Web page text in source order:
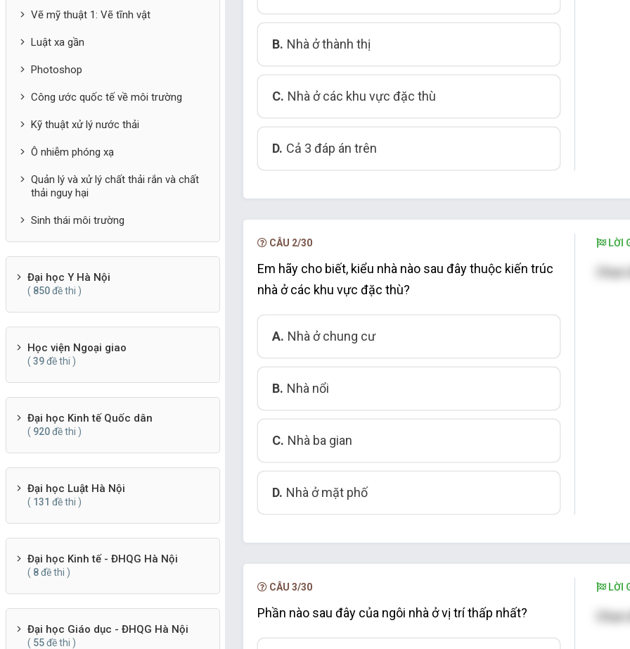
Vẽ mỹ thuật 1: Vẽ tĩnh vật
Luật xa gần
Photoshop
Công ước quốc tế về môi trường
Kỹ thuật xử lý nước thải
Ô nhiễm phóng xạ
Quản lý và xử lý chất thải rắn và chất
thải nguy hại
Sinh thái môi trường
Đại học Y Hà Nội
( 850đề thi )
Học viện Ngoại giao
( 39đề thi )
Đại học Kinh tế Quốc dân
( 920đề thi )
Đại học Luật Hà Nội
( 131 đề thi )
Đại học Kinh tế - ĐHQG Hà Nội
( 8đề thi )
Đại học Giáo dục - ĐHQG Hà Nội
( 55đề thi )
B. Nhà ở thành thị
C. Nhà ở các khu vực đặc thù
D. Cả 3 đáp án trên
CÂU 2/30
Em hãy cho biết, kiểu nhà nào sau đây thuộc kiến trúc
nhà ở các khu vực đặc thù?
A. Nhà ở chung cư
B. Nhà nổi
C. Nhà ba gian
D. Nhà ở mặt phố
LỜI
Chọn
CÂU 3/30
Phần nào sau đây của ngôi nhà ở vị trí thấp nhất?
LỜI
Chọn